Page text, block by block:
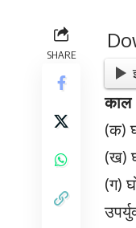
SHARE
काल
(क)
(ख)
(ग)